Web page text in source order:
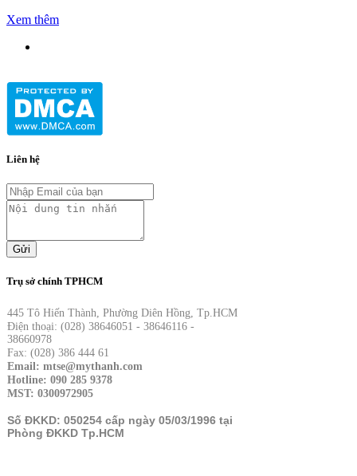
Xem thêm
Liên hệ
Gửi
Trụ sở chính TPHCM
445 Tô Hiến Thành, Phường Diên Hồng, Tp.HCM
Điện thoại: (028) 38646051 - 38646116 -
38660978
Fax: (028) 386 444 61
Email: mtse@mythanh.com
Hotline: 090 285 9378
MST: 0300972905
Số ĐKKD: 050254 cấp ngày 05/03/1996 tại
Phòng ĐKKD Tp.HCM